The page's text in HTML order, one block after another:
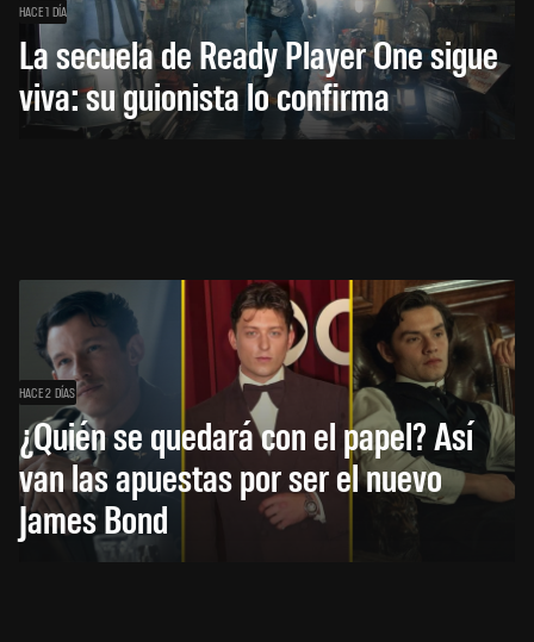
HACE 1 DÍA
La secuela de Ready Player One sigue
viva: su guionista lo confirma
HACE 2 DÍAS
¿Quién se quedará con el papel? Así
van las apuestas por ser el nuevo
James Bond